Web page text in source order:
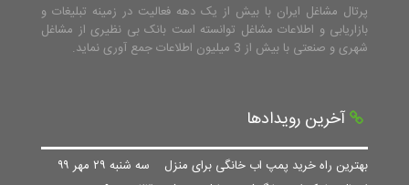
پرتال مشاغل ایران با بیش از یک دهه فعالیت در زمینه تبلیغات و
بازاریابی و اطلاعات مشاغل توانسته است بانک بی نظیری از مشاغل
شهری و صنعتی با بیش از 3 میلیون اطلاعات جمع آوری نماید.
آخرین رویدادها
بهترین راه خرید پمپ اب خانگی برای منزل سه شنبه ۲۹ مهر ۹۹